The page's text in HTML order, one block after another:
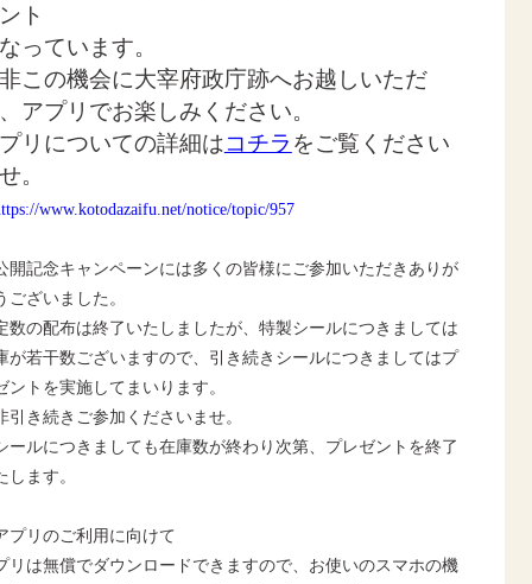
ト
っています。
この機会に大宰府政庁跡へお越しいただ
アプリでお楽しみください。
リについての詳細はコチラ をご覧ください
。
www.kotodazaifu.net/notice/topic/957
開記念キャンペーンには多くの皆様にご参加いただきありが
ございました。
数の配布は終了いたしましたが、特製シールにつきましては
が若干数ございますので、引き続きシールにつきましてはプ
ントを実施してまいります。
引き続きご参加くださいませ。
ールにつきましても在庫数が終わり次第、プレゼントを終了
します。
リのご利用に向けて
リは無償でダウンロードできますので、お使いのスマホの機